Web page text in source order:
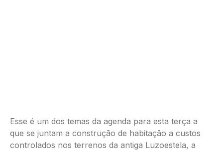
Esse é um dos temas da agenda para esta terça a
que se juntam a construção de habitação a custos
controlados nos terrenos da antiga Luzoestela, a